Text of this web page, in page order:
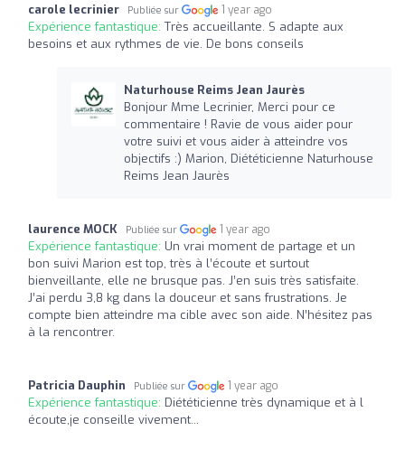
carole lecrinier Publiée sur 1 year ago
Expérience fantastique: Très accueillante. S adapte aux
besoins et aux rythmes de vie. De bons conseils
Naturhouse Reims Jean Jaurès
Bonjour Mme Lecrinier, Merci pour ce
commentaire ! Ravie de vous aider pour
votre suivi et vous aider à atteindre vos
objectifs :) Marion, Diététicienne Naturhouse
Reims Jean Jaurès
laurence MOCK Publiée sur 1 year ago
Expérience fantastique: Un vrai moment de partage et un
bon suivi Marion est top, très à l’écoute et surtout
bienveillante, elle ne brusque pas. J’en suis très satisfaite.
J’ai perdu 3,8 kg dans la douceur et sans frustrations. Je
compte bien atteindre ma cible avec son aide. N’hésitez pas
à la rencontrer.
Patricia Dauphin Publiée sur 1 year ago
Expérience fantastique: Diététicienne très dynamique et à l
écoute,je conseille vivement...